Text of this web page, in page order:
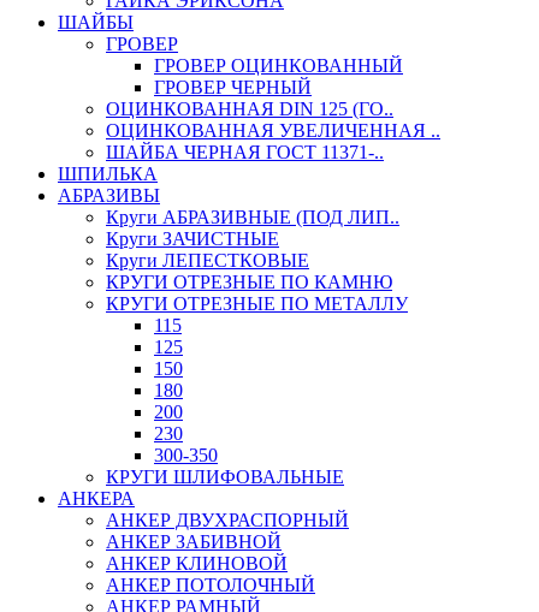
ШАЙБЫ
ГРОВЕР
ГРОВЕР ОЦИНКОВАННЫЙ
ГРОВЕР ЧЕРНЫЙ
ОЦИНКОВАННАЯ DIN 125 (ГО..
ОЦИНКОВАННАЯ УВЕЛИЧЕННАЯ ..
ШАЙБА ЧЕРНАЯ ГОСТ 11371-..
ШПИЛЬКА
АБРАЗИВЫ
Круги АБРАЗИВНЫЕ (ПОД ЛИП..
Круги ЗАЧИСТНЫЕ
Круги ЛЕПЕСТКОВЫЕ
КРУГИ ОТРЕЗНЫЕ ПО КАМНЮ
КРУГИ ОТРЕЗНЫЕ ПО МЕТАЛЛУ
115
125
150
180
200
230
300-350
КРУГИ ШЛИФОВАЛЬНЫЕ
АНКЕРА
АНКЕР ДВУХРАСПОРНЫЙ
АНКЕР ЗАБИВНОЙ
АНКЕР КЛИНОВОЙ
АНКЕР ПОТОЛОЧНЫЙ
АНКЕР РАМНЫЙ